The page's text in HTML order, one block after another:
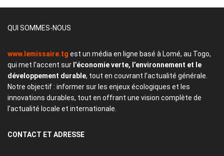
QUI SOMMES-NOUS
www.lemissaire.tg est un média en ligne basé à Lomé, au Togo,
qui met l’accent sur l’économie verte, l’environnement et le
développement durable, tout en couvrant l’actualité générale.
Notre objectif : informer sur les enjeux écologiques et les
innovations durables, tout en offrant une vision complète de
l’actualité locale et internationale.
CONTACT ET ADRESSE